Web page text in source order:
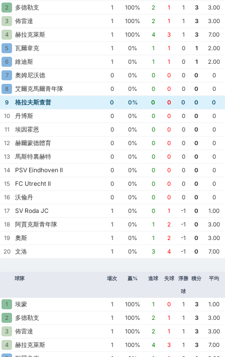
2
多德勒支 1 100% 2 1 1 3
3.00
3
佈雷達 1 100% 2 1 1 3
3.00
4
赫拉克萊斯 1 100% 4 3 1 3
7.00
5
瓦爾韋克 1 0% 1 1 0 1
2.00
6
維迪斯 1 0% 1 1 0 1
2.00
7
奧姆尼沃德 0 0% 0 0 0 0
0
8
艾爾克馬爾青年隊 0 0% 0 0 0 0
0
9
格拉夫斯查普 0 0% 0 0 0 0
0
10
丹博斯 0 0% 0 0 0 0
0
11
埃因霍恩 0 0% 0 0 0 0
0
12
赫爾蒙德體育 0 0% 0 0 0 0
0
13
馬斯特裏赫特 0 0% 0 0 0 0
0
14
PSV Eindhoven II 0 0% 0 0 0 0
0
15
FC Utrecht II 0 0% 0 0 0 0
0
16
沃倫丹 0 0% 0 0 0 0
0
17
SV Roda JC 1 0% 0 1 -1 0
1.00
18
阿賈克斯青年隊 1 0% 1 2 -1 0
3.00
19
奧斯 1 0% 1 2 -1 0
3.00
20
文洛 1 0% 3 4 -1 0 7.00
球隊 場次 贏% 進球 失球 淨勝
球
積分 平均
1 埃蒙 1 100% 1 0 1 3
1.00
2
多德勒支 1 100% 2 1 1 3
3.00
3
佈雷達 1 100% 2 1 1 3
3.00
4
赫拉克萊斯 1 100% 4 3 1 3
7.00